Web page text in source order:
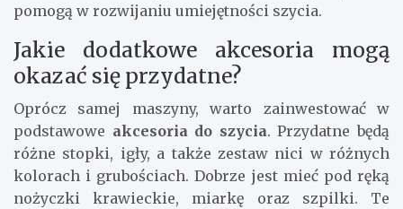
pomogą w rozwijaniu umiejętności szycia.
Jakie dodatkowe akcesoria mogą
okazać się przydatne?
Oprócz samej maszyny, warto zainwestować w
podstawowe akcesoria do szycia. Przydatne będą
różne stopki, igły, a także zestaw nici w różnych
kolorach i grubościach. Dobrze jest mieć pod ręką
nożyczki krawieckie, miarkę oraz szpilki. Te